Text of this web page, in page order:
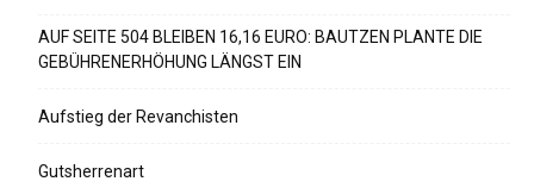
AUF SEITE 504 BLEIBEN 16,16 EURO: BAUTZEN PLANTE DIE
GEBÜHRENERHÖHUNG LÄNGST EIN
Aufstieg der Revanchisten
Gutsherrenart